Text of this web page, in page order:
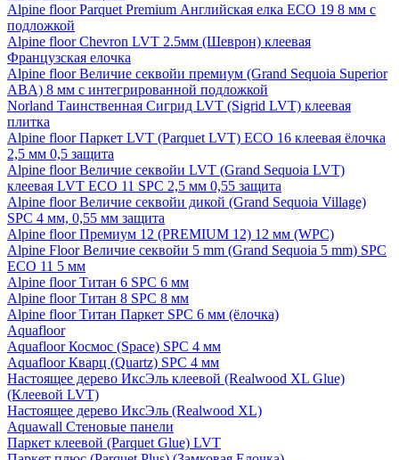
Alpine floor Parquet Premium Английская елка ECO 19 8 мм с
подложкой
Alpine floor Chevron LVT 2.5мм (Шеврон) клеевая
Французская елочка
Alpine floor Величие секвойи премиум (Grand Sequoia Superior
ABA) 8 мм с интегрированной подложкой
Norland Таинственная Сигрид LVT (Sigrid LVT) клеевая
плитка
Alpine floor Паркет LVT (Parquet LVT) ECO 16 клеевая ёлочка
2,5 мм 0,5 защита
Alpine floor Величие секвойи LVT (Grand Sequoia LVT)
клеевая LVT ECO 11 SPC 2,5 мм 0,55 защита
Alpine floor Величие секвойи дикой (Grand Sequoia Village)
SPC 4 мм, 0,55 мм защита
Alpine floor Премиум 12 (PREMIUM 12) 12 мм (WPC)
Alpine Floor Величие секвойи 5 mm (Grand Sequoia 5 mm) SPC
ECO 11 5 мм
Alpine floor Титан 6 SPC 6 мм
Alpine floor Титан 8 SPC 8 мм
Alpine floor Титан Паркет SPC 6 мм (ёлочка)
Aquafloor
Aquafloor Космос (Space) SPC 4 мм
Aquafloor Кварц (Quartz) SPC 4 мм
Настоящее дерево ИксЭль клеевой (Realwood XL Glue)
(Клеевой LVT)
Настоящее дерево ИксЭль (Realwood XL)
Aquawall Стеновые панели
Паркет клеевой (Parquet Glue) LVT